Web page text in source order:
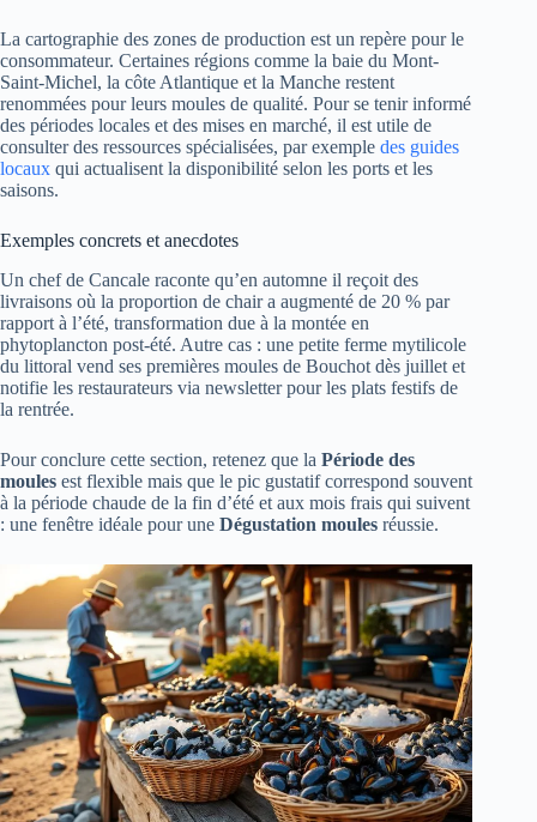
La cartographie des zones de production est un repère pour le
consommateur. Certaines régions comme la baie du Mont-
Saint-Michel, la côte Atlantique et la Manche restent
renommées pour leurs moules de qualité. Pour se tenir informé
des périodes locales et des mises en marché, il est utile de
consulter des ressources spécialisées, par exemple des guides
locaux qui actualisent la disponibilité selon les ports et les
saisons.
Exemples concrets et anecdotes
Un chef de Cancale raconte qu’en automne il reçoit des
livraisons où la proportion de chair a augmenté de 20 % par
rapport à l’été, transformation due à la montée en
phytoplancton post-été. Autre cas : une petite ferme mytilicole
du littoral vend ses premières moules de Bouchot dès juillet et
notifie les restaurateurs via newsletter pour les plats festifs de
la rentrée.
Pour conclure cette section, retenez que la Période des
moules est flexible mais que le pic gustatif correspond souvent
à la période chaude de la fin d’été et aux mois frais qui suivent
: une fenêtre idéale pour une Dégustation moules réussie.